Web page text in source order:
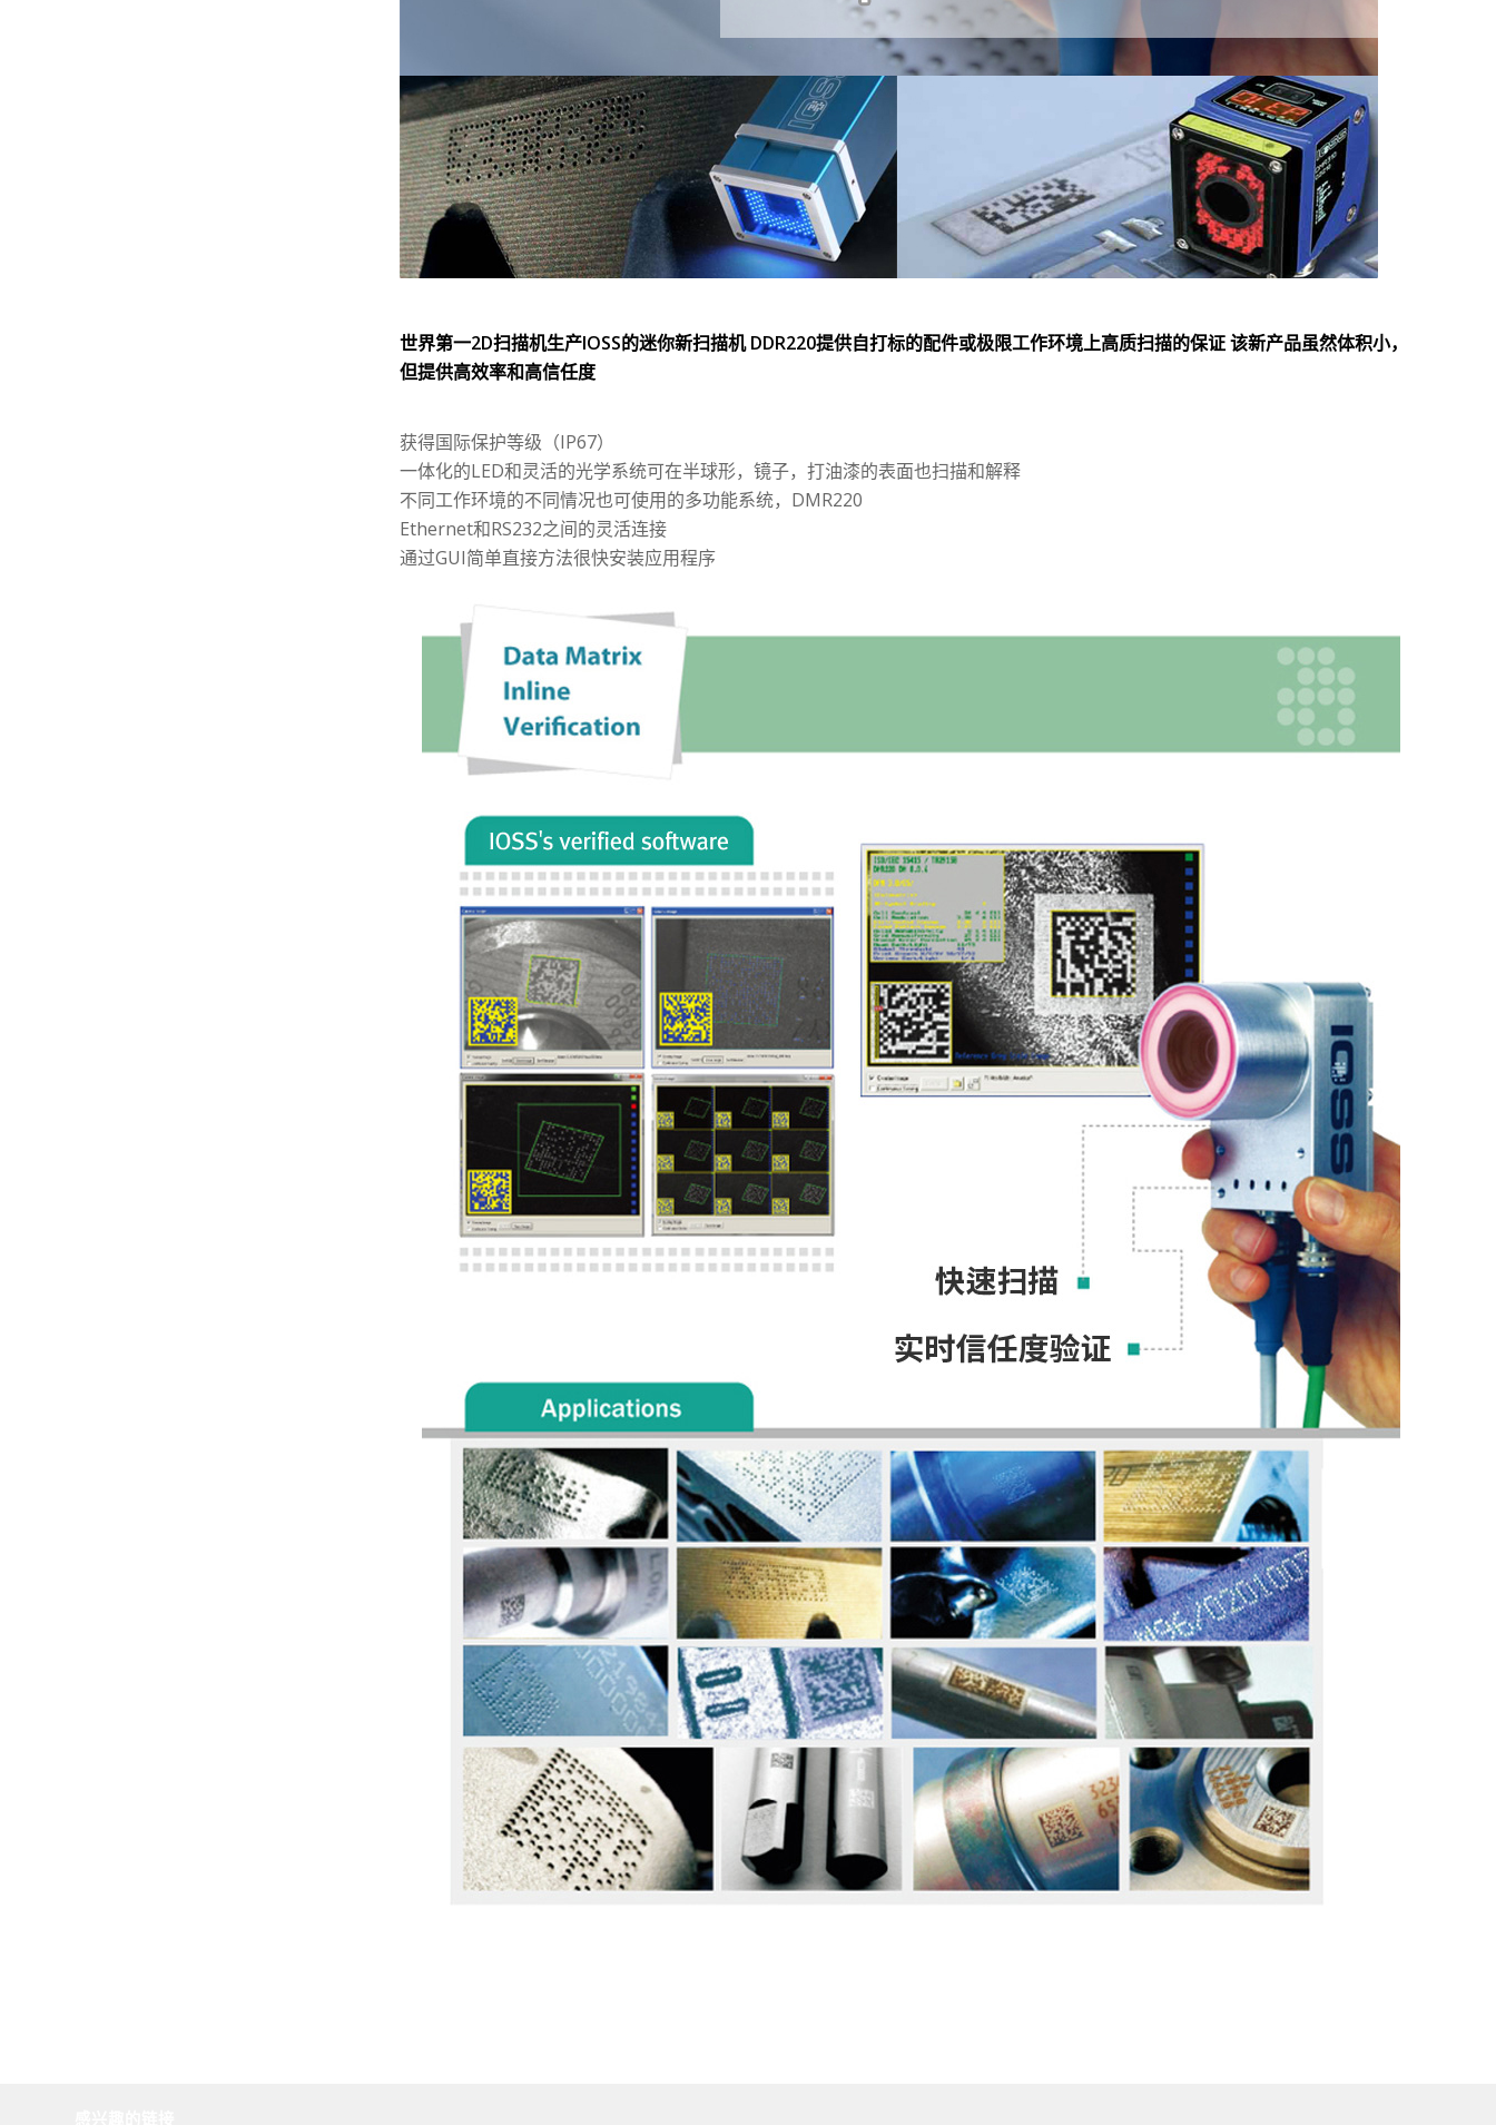
世界第一2D扫描机生产IOSS的迷你新扫描机 DDR220提供自打标的配件或极限工作环境上高质扫描的保证 该新产品虽然体积小，
但提供高效率和高信任度
获得国际保护等级（IP67）
一体化的LED和灵活的光学系统可在半球形，镜子，打油漆的表面也扫描和解释
不同工作环境的不同情况也可使用的多功能系统，DMR220
Ethernet和RS232之间的灵活连接
通过GUI简单直接方法很快安装应用程序